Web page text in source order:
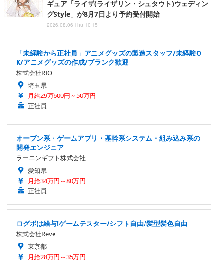
ギュア「ライザ(ライザリン・シュタウト)ウェディン
グStyle」が8月7日より予約受付開始
2026.08.06 Thu 10:15
「未経験から正社員」アニメグッズの製造スタッフ/未経験O
K/アニメグッズの作成/ブランク歓迎
株式会社RIOT
埼玉県
月給29万600円～50万円
正社員
オープン系・ゲームアプリ・基幹系システム・組み込み系の
開発エンジニア
ラーニンギフト株式会社
愛知県
月給34万円～80万円
正社員
ログボは給与!ゲームテスター/シフト自由/髪型髪色自由
株式会社Reve
東京都
月給28万円～35万円